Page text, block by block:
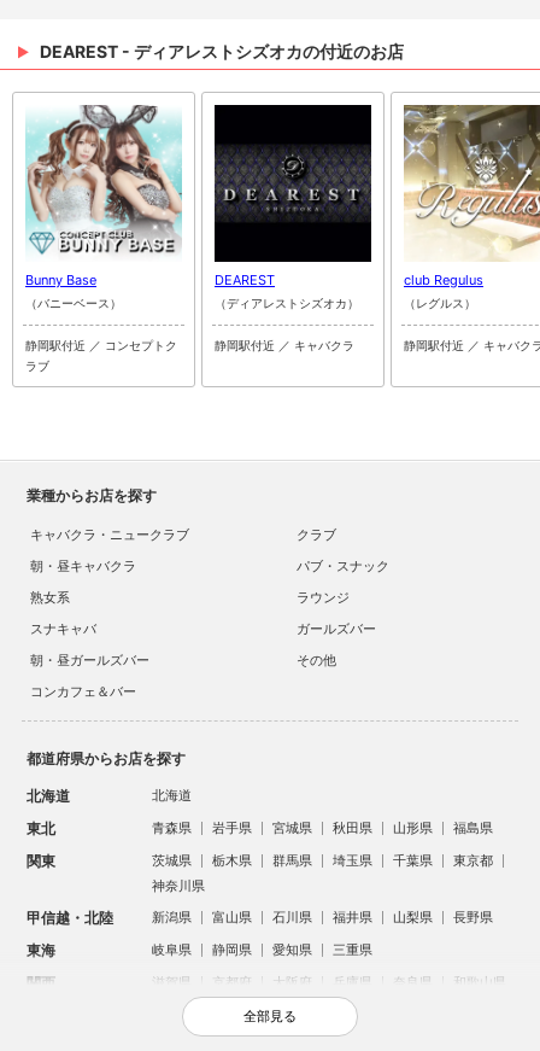
DEAREST - ディアレストシズオカの付近のお店
Bunny Base
（バニーベース）
静岡駅付近 ／ コンセプトク
ラブ
DEAREST
（ディアレストシズオカ）
静岡駅付近 ／ キャバクラ
club Regulus
（レグルス）
静岡駅付近 ／ キャバク
業種からお店を探す
キャバクラ・ニュークラブ
クラブ
朝・昼キャバクラ
パブ・スナック
熟女系
ラウンジ
スナキャバ
ガールズバー
朝・昼ガールズバー
その他
コンカフェ＆バー
都道府県からお店を探す
北海道 北海道
東北 青森県 岩手県 宮城県 秋田県 山形県 福島県
関東 茨城県 栃木県 群馬県 埼玉県 千葉県
東京都
神奈川県
甲信越・北陸 新潟県 富山県 石川県 福井県 山梨県 長野県
東海 岐阜県 静岡県 愛知県 三重県
関西 滋賀県 京都府 大阪府 兵庫県 奈良県 和歌山県
鳥取県 島根県 岡山県 広島県
全部見る